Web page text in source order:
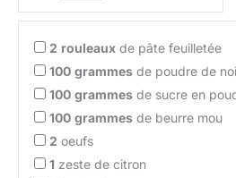
2 rouleaux de pâte feuilletée
100 grammes de poudre de
100 grammes de sucre en
100 grammes de beurre mou
2 oeufs
1 zeste de citron